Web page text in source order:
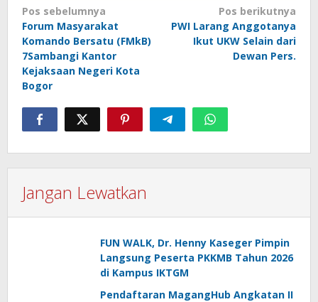
Navigasi
pos
Pos sebelumnya
Forum Masyarakat
Komando Bersatu (FMkB)
7Sambangi Kantor
Kejaksaan Negeri Kota
Bogor
Pos berikutnya
PWI Larang Anggotanya
Ikut UKW Selain dari
Dewan Pers.
Jangan Lewatkan
FUN WALK, Dr. Henny Kaseger Pimpin
Langsung Peserta PKKMB Tahun 2026
di Kampus IKTGM
Pendaftaran MagangHub Angkatan II